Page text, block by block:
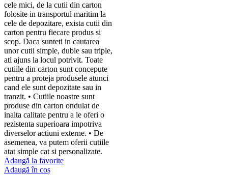
cele mici, de la cutii din carton
folosite in transportul maritim la
cele de depozitare, exista cutii din
carton pentru fiecare produs si
scop. Daca sunteti in cautarea
unor cutii simple, duble sau triple,
ati ajuns la locul potrivit. Toate
cutiile din carton sunt concepute
pentru a proteja produsele atunci
cand ele sunt depozitate sau in
tranzit. • Cutiile noastre sunt
produse din carton ondulat de
inalta calitate pentru a le oferi o
rezistenta superioara impotriva
diverselor actiuni externe. • De
asemenea, va putem oferii cutiile
atat simple cat si personalizate.
Adaugă la favorite
Adaugă în coș